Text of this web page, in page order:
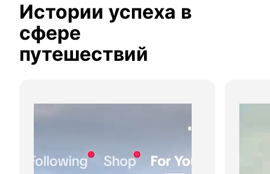
Истории успеха в
сфере
путешествий